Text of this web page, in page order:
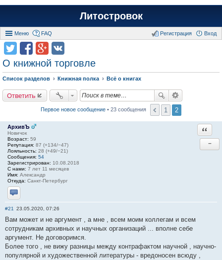
Литостровок
Меню FAQ Вход
Регистрация
О книжной торговле
Список разделов Книжная полка Всё о книгах
Ответить
Первое новое сообщение • 23 сообщения 1 2
АрхивЪ
Новичок
Возраст: 59
Репутация: 87 (+134/−47)
Лояльность: 28 (+49/−21)
Сообщения: 54
Зарегистрирован: 10.08.2018
С нами: 7 лет 11 месяцев
Имя: Александр
Откуда: Санкт-Петербург
Отправить личное сообщение
−
#21 23.05.2020, 07:26
Вам может и не аргумент , а мне , всем моим коллегам и всем
сотрудникам архивных и научных организаций ... вполне себе
аргумент. Не договоримся.
Более того , не вижу разницы между контрафактом научной , научно-
популярной и художественной литературы - вредоносен всюду ,